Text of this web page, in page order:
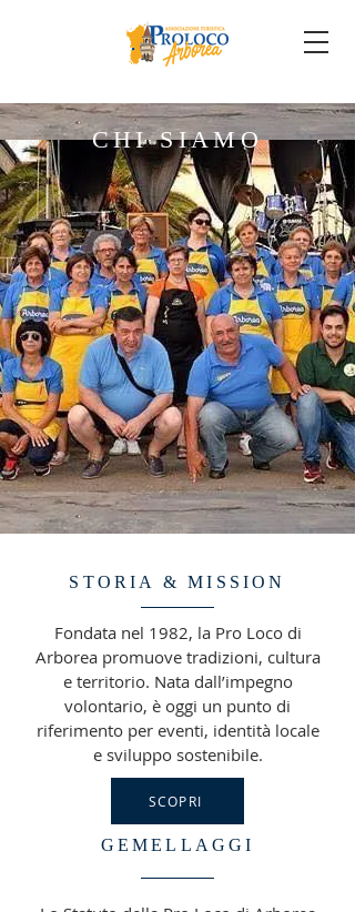
CHI SIAMO
STORIA & MISSION
Fondata nel 1982, la Pro Loco di
Arborea promuove tradizioni, cultura
e territorio. Nata dall’impegno
volontario, è oggi un punto di
riferimento per eventi, identità locale
e sviluppo sostenibile.
SCOPRI
GEMELLAGGI